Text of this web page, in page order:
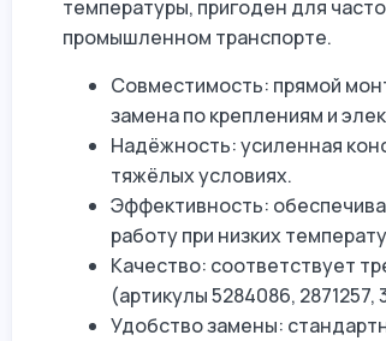
температуры, пригоден для
промышленном транспорте.
Совместимость: прямой
замена по креплениям и
Надёжность: усиленная
тяжёлых условиях.
Эффективность:
работу при низких
Качество: соответствует
(артикулы 5284086, 2871257,
Удобство замены: